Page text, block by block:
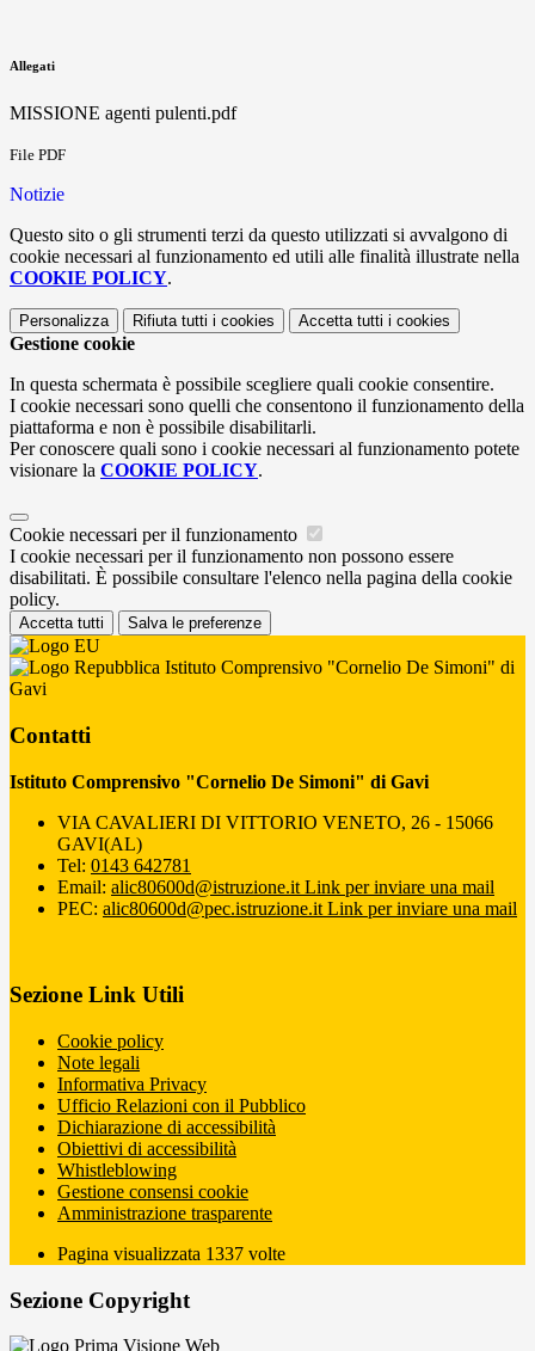
Allegati
MISSIONE agenti pulenti.pdf
File PDF
Notizie
Questo sito o gli strumenti terzi da questo utilizzati si avvalgono di
cookie necessari al funzionamento ed utili alle finalità illustrate nella
COOKIE POLICY.
Personalizza Rifiuta tutti i cookies Accetta tutti i cookies
Gestione cookie
In questa schermata è possibile scegliere quali cookie consentire.
I cookie necessari sono quelli che consentono il funzionamento della
piattaforma e non è possibile disabilitarli.
Per conoscere quali sono i cookie necessari al funzionamento potete
visionare la COOKIE POLICY.
Cookie necessari per il funzionamento
I cookie necessari per il funzionamento non possono essere
disabilitati. È possibile consultare l'elenco nella pagina della cookie
policy.
Accetta tutti Salva le preferenze
Istituto Comprensivo "Cornelio De Simoni" di
Gavi
Contatti
Istituto Comprensivo "Cornelio De Simoni" di Gavi
VIA CAVALIERI DI VITTORIO VENETO, 26 - 15066
GAVI(AL)
Tel: 0143 642781
Email: alic80600d@istruzione.it Link per inviare una mail
PEC: alic80600d@pec.istruzione.it Link per inviare una mail
Sezione Link Utili
Cookie policy
Note legali
Informativa Privacy
Ufficio Relazioni con il Pubblico
Dichiarazione di accessibilità
Obiettivi di accessibilità
Whistleblowing
Gestione consensi cookie
Amministrazione trasparente
Pagina visualizzata 1337 volte
Sezione Copyright